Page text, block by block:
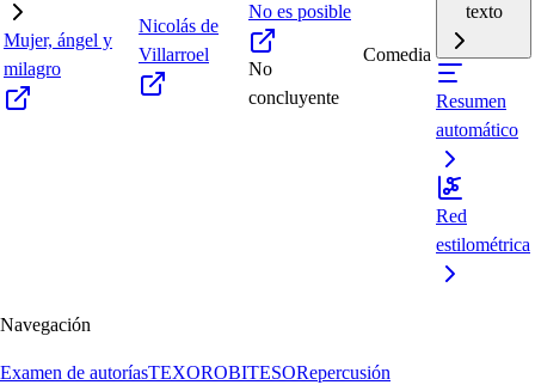
Mujer, ángel y
milagro
Nicolás de
Villarroel
No es posible
No
concluyente
Comedia
texto
Resumen
automático
Red
estilométrica
Navegación
Examen de autoríasTEXOROBITESORepercusión